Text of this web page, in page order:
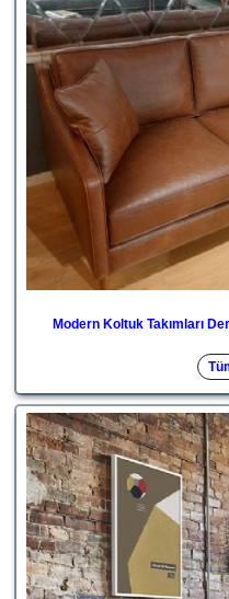
Modern Koltuk Takımları